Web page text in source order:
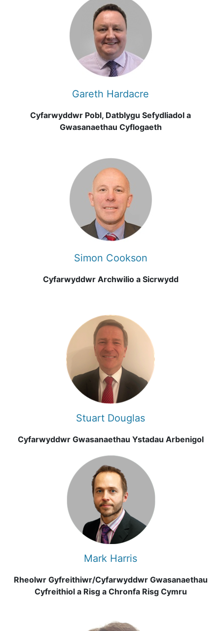
Gareth Hardacre
Cyfarwyddwr Pobl, Datblygu Sefydliadol a
Gwasanaethau Cyflogaeth
Simon Cookson
Cyfarwyddwr Archwilio a Sicrwydd
Stuart Douglas
Cyfarwyddwr Gwasanaethau Ystadau Arbenigol
Mark Harris
Rheolwr Gyfreithiwr/Cyfarwyddwr Gwasanaethau
Cyfreithiol a Risg a Chronfa Risg Cymru